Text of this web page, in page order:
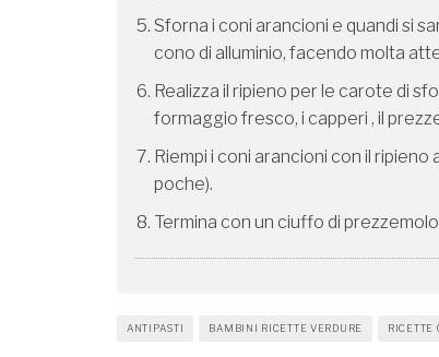
Sforna i coni arancioni e quandi si
cono di alluminio, facendo molta
Realizza il ripieno per le carote di
formaggio fresco, i capperi , il
Riempi i coni arancioni con il
poche).
Termina con un ciuffo di
ANTIPASTI BAMBINI RICETTE VERDURE RICETTE